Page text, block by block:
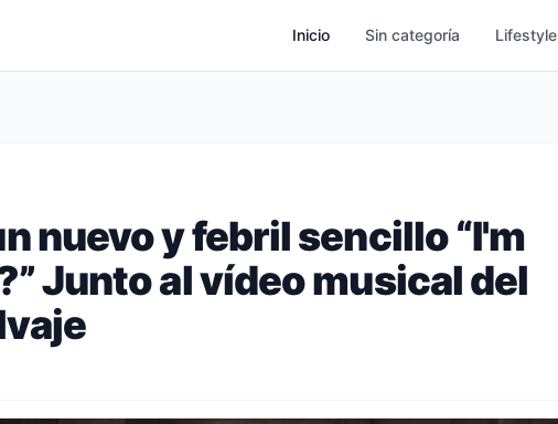
Inicio Sin categoría Lifestyle
nuevo y febril sencillo “I'm
Junto al vídeo musical del